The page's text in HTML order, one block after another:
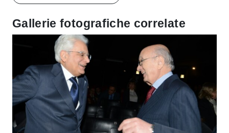
Gallerie fotografiche correlate